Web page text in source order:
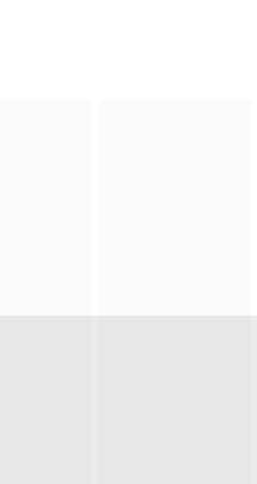
卷入虎云国内乱的漩涡，身陷重重
持下，通过摸排、勘查等传统刑侦